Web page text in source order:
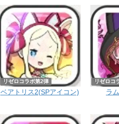
リゼロコラボ第2弾
ベアトリス2(SPアイコン)
リゼロコ
ラ